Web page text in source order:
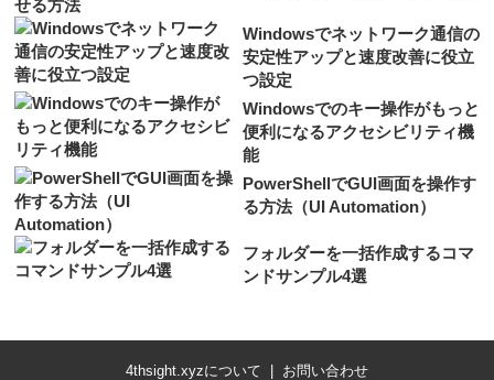
Windowsでネットワーク通信の
安定性アップと速度改善に役立
つ設定
Windowsでのキー操作がもっと
便利になるアクセシビリティ機
能
PowerShellでGUI画面を操作す
る方法（UI Automation）
フォルダーを一括作成するコマ
ンドサンプル4選
4thsight.xyzについて お問い合わせ